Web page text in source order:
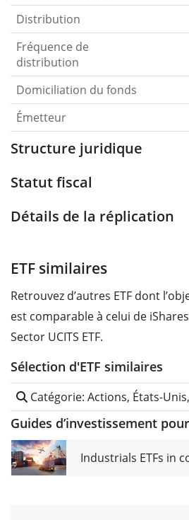
Distribution
Fréquence de
distribution
Domiciliation du fonds
Émetteur
Structure juridique
Statut fiscal
Détails de la réplication
ETF similaires
Retrouvez d’autres ETF dont
est comparable à celui de
Sector UCITS ETF.
Sélection d'ETF similaires
Catégorie: Actions, États-
Guides d’investissement
Industrials ETFs in